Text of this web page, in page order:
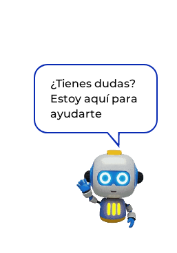
¿Tienes dudas?
Estoy aquí para
ayudarte